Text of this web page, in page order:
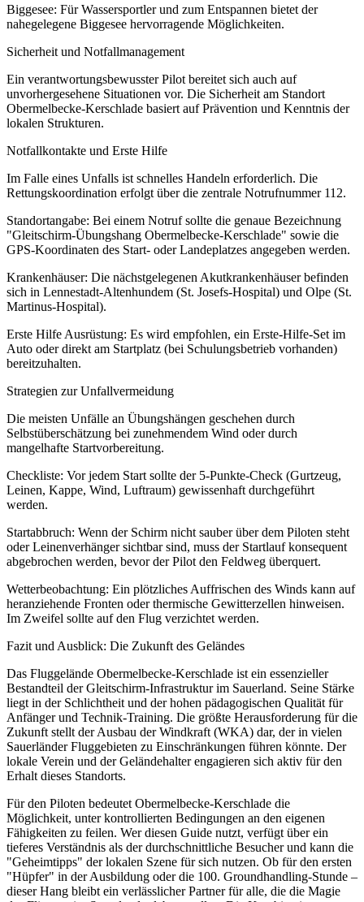
Biggesee: Für Wassersportler und zum Entspannen bietet der
nahegelegene Biggesee hervorragende Möglichkeiten.
Sicherheit und Notfallmanagement
Ein verantwortungsbewusster Pilot bereitet sich auch auf
unvorhergesehene Situationen vor. Die Sicherheit am Standort
Obermelbecke-Kerschlade basiert auf Prävention und Kenntnis der
lokalen Strukturen.
Notfallkontakte und Erste Hilfe
Im Falle eines Unfalls ist schnelles Handeln erforderlich. Die
Rettungskoordination erfolgt über die zentrale Notrufnummer 112.
Standortangabe: Bei einem Notruf sollte die genaue Bezeichnung
"Gleitschirm-Übungshang Obermelbecke-Kerschlade" sowie die
GPS-Koordinaten des Start- oder Landeplatzes angegeben werden.
Krankenhäuser: Die nächstgelegenen Akutkrankenhäuser befinden
sich in Lennestadt-Altenhundem (St. Josefs-Hospital) und Olpe (St.
Martinus-Hospital).
Erste Hilfe Ausrüstung: Es wird empfohlen, ein Erste-Hilfe-Set im
Auto oder direkt am Startplatz (bei Schulungsbetrieb vorhanden)
bereitzuhalten.
Strategien zur Unfallvermeidung
Die meisten Unfälle an Übungshängen geschehen durch
Selbstüberschätzung bei zunehmendem Wind oder durch
mangelhafte Startvorbereitung.
Checkliste: Vor jedem Start sollte der 5-Punkte-Check (Gurtzeug,
Leinen, Kappe, Wind, Luftraum) gewissenhaft durchgeführt
werden.
Startabbruch: Wenn der Schirm nicht sauber über dem Piloten steht
oder Leinenverhänger sichtbar sind, muss der Startlauf konsequent
abgebrochen werden, bevor der Pilot den Feldweg überquert.
Wetterbeobachtung: Ein plötzliches Auffrischen des Winds kann auf
heranziehende Fronten oder thermische Gewitterzellen hinweisen.
Im Zweifel sollte auf den Flug verzichtet werden.
Fazit und Ausblick: Die Zukunft des Geländes
Das Fluggelände Obermelbecke-Kerschlade ist ein essenzieller
Bestandteil der Gleitschirm-Infrastruktur im Sauerland. Seine Stärke
liegt in der Schlichtheit und der hohen pädagogischen Qualität für
Anfänger und Technik-Training. Die größte Herausforderung für die
Zukunft stellt der Ausbau der Windkraft (WKA) dar, der in vielen
Sauerländer Fluggebieten zu Einschränkungen führen könnte. Der
lokale Verein und der Geländehalter engagieren sich aktiv für den
Erhalt dieses Standorts.
Für den Piloten bedeutet Obermelbecke-Kerschlade die
Möglichkeit, unter kontrollierten Bedingungen an den eigenen
Fähigkeiten zu feilen. Wer diesen Guide nutzt, verfügt über ein
tieferes Verständnis als der durchschnittliche Besucher und kann die
"Geheimtipps" der lokalen Szene für sich nutzen. Ob für den ersten
"Hüpfer" in der Ausbildung oder die 100. Groundhandling-Stunde –
dieser Hang bleibt ein verlässlicher Partner für alle, die die Magie